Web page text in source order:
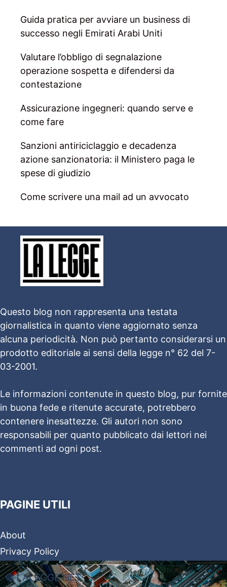
Guida pratica per avviare un business di
successo negli Emirati Arabi Uniti
Valutare l’obbligo di segnalazione
operazione sospetta e difendersi da
contestazione
Assicurazione ingegneri: quando serve e
come fare
Sanzioni antiriciclaggio e decadenza
azione sanzionatoria: il Ministero paga le
spese di giudizio
Come scrivere una mail ad un avvocato
Questo blog non rappresenta una testata
giornalistica in quanto viene aggiornato senza
alcuna periodicità. Non può pertanto considerarsi un
prodotto editoriale ai sensi della legge n° 62 del 7-
03-2001.
Le informazioni contenute in questo blog, pur fornite
in buona fede e ritenute accurate, potrebbero
contenere inesattezze. Gli autori non sono
responsabili per quanto pubblicato dai lettori nei
commenti ad ogni post.
PAGINE UTILI
About
Privacy Policy
© LALEGGE.NET